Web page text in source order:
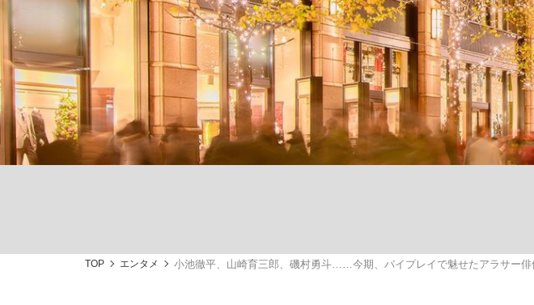
「90%は失敗する。でも…」本田圭佑が初めて明かした日本代表監督に...
終戦から81年
#藤田晋 #三山凌輝 #高市早苗 #後藤真
#玉木雄一郎
#亀和田武
TOP エンタメ 小池徹平、山崎育三郎、磯村勇斗……今期、バイプレイで魅せたアラサー俳